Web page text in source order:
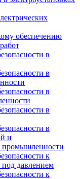
обеспечению
в
в
в
в
в
и
промышленности
к
давлением
к